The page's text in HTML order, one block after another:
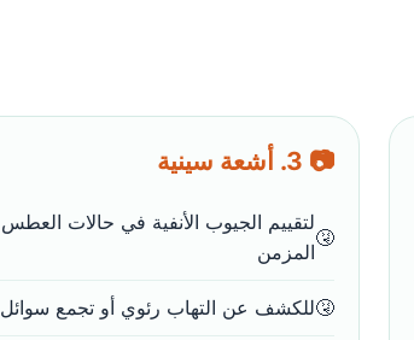
📷 3. أشعة سينية
لتقييم الجيوب الأنفية في حالات العطس
المزمن
للكشف عن التهاب رئوي أو تجمع سوائل